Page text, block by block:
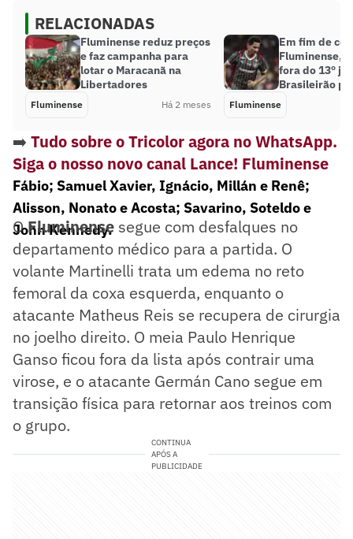
RELACIONADAS
Fluminense reduz preços
e faz campanha para
lotar o Maracanã na
Libertadores
Fluminense Há 2 meses
Em fim de
Fluminense,
fora do 13º
Brasileirão
Fluminense
➡️ Tudo sobre o Tricolor agora no WhatsApp.
Siga o nosso novo canal Lance! Fluminense
Fábio; Samuel Xavier, Ignácio, Millán e Renê;
Alisson, Nonato e Acosta; Savarino, Soteldo e
John Kennedy.
OFluminense segue com desfalques no
departamento médico para a partida. O
volante Martinelli trata um edema no reto
femoral da coxa esquerda, enquanto o
atacante Matheus Reis se recupera de cirurgia
no joelho direito. O meia Paulo Henrique
Ganso ficou fora da lista após contrair uma
virose, e o atacante Germán Cano segue em
transição física para retornar aos treinos com
o grupo.
CONTINUA
APÓS A
PUBLICIDADE